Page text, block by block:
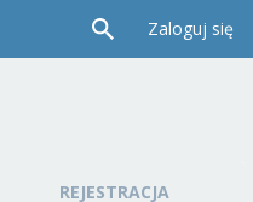
Zaloguj się
REJESTRACJA